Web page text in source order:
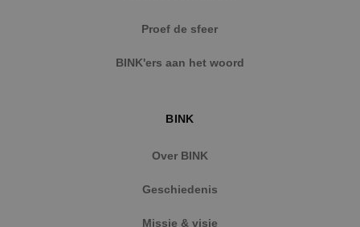
Proef de sfeer
BINK'ers aan het woord
BINK
Over BINK
Geschiedenis
Missie & visie
Strikt noodzakelijke cookies maken de
website kan niet goed worden gebruikt zonder de